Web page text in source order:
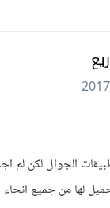
الجوال لكن لم
لها من جميع انحاء